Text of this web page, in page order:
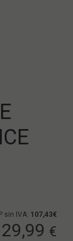
sin IVA: 107,43€
€